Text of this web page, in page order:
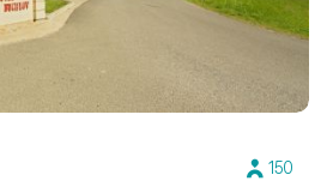
150